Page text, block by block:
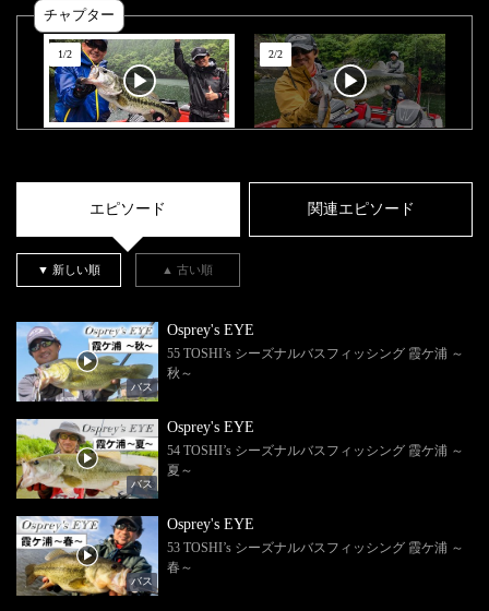
チャプター
1/2 2/2
エピソード 関連エピソード
▼ 新しい順 ▲ 古い順
バス
Osprey's EYE
55 TOSHI’s シーズナルバスフィッシング 霞ケ浦 ～
秋～
バス
Osprey's EYE
54 TOSHI’s シーズナルバスフィッシング 霞ケ浦 ～
夏～
バス
Osprey's EYE
53 TOSHI’s シーズナルバスフィッシング 霞ケ浦 ～
春～